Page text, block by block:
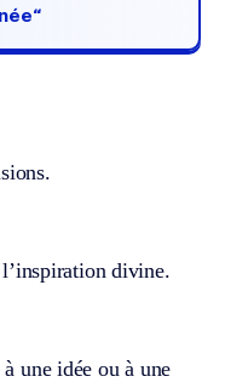
divine.
une idée ou à une